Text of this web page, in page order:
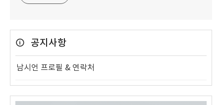
공지사항
남시언 프로필 & 연락처